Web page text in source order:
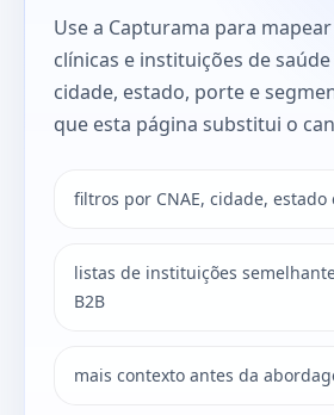
Use a Capturama para
clínicas e instituições de saúde
cidade, estado, porte e
que esta página substitui o
filtros por CNAE, cidade, estado
listas de instituições
B2B
mais contexto antes da